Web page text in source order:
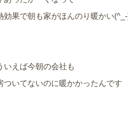
効果で朝も家がほんのり暖かい
いえば今朝の会社も
ついてないのに暖かかったんです